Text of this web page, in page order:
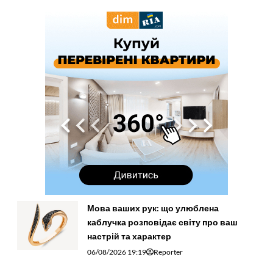
Мова ваших рук: що улюблена
каблучка розповідає світу про ваш
настрій та характер
06/08/2026 19:19 Reporter